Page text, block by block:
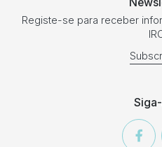
Registe-se para receber